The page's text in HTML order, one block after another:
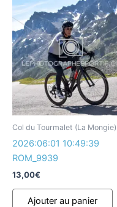
Col du Tourmalet (La Mongie)
2026:06:01 10:49:39
ROM_9939
13,00€
Ajouter au panier